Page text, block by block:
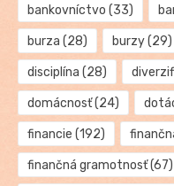
bankovníctvo (33)
burza (28) burzy(29)
disciplína (28)
domácnosť(24)
financie (192)
finančná gramotnosť(67)